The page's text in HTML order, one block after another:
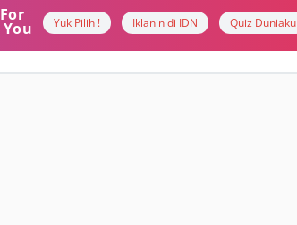
For
You Yuk Pilih ! Iklanin di IDN Quiz Duniaku